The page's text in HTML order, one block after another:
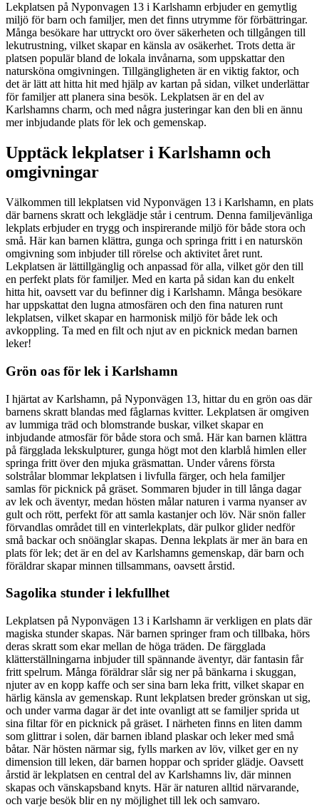
Lekplatsen på Nyponvagen 13 i Karlshamn erbjuder en gemytlig
miljö för barn och familjer, men det finns utrymme för förbättringar.
Många besökare har uttryckt oro över säkerheten och tillgången till
lekutrustning, vilket skapar en känsla av osäkerhet. Trots detta är
platsen populär bland de lokala invånarna, som uppskattar den
natursköna omgivningen. Tillgängligheten är en viktig faktor, och
det är lätt att hitta hit med hjälp av kartan på sidan, vilket underlättar
för familjer att planera sina besök. Lekplatsen är en del av
Karlshamns charm, och med några justeringar kan den bli en ännu
mer inbjudande plats för lek och gemenskap.
Upptäck lekplatser i Karlshamn och
omgivningar
Välkommen till lekplatsen vid Nyponvägen 13 i Karlshamn, en plats
där barnens skratt och lekglädje står i centrum. Denna familjevänliga
lekplats erbjuder en trygg och inspirerande miljö för både stora och
små. Här kan barnen klättra, gunga och springa fritt i en naturskön
omgivning som inbjuder till rörelse och aktivitet året runt.
Lekplatsen är lättillgänglig och anpassad för alla, vilket gör den till
en perfekt plats för familjer. Med en karta på sidan kan du enkelt
hitta hit, oavsett var du befinner dig i Karlshamn. Många besökare
har uppskattat den lugna atmosfären och den fina naturen runt
lekplatsen, vilket skapar en harmonisk miljö för både lek och
avkoppling. Ta med en filt och njut av en picknick medan barnen
leker!
Grön oas för lek i Karlshamn
I hjärtat av Karlshamn, på Nyponvägen 13, hittar du en grön oas där
barnens skratt blandas med fåglarnas kvitter. Lekplatsen är omgiven
av lummiga träd och blomstrande buskar, vilket skapar en
inbjudande atmosfär för både stora och små. Här kan barnen klättra
på färgglada lekskulpturer, gunga högt mot den klarblå himlen eller
springa fritt över den mjuka gräsmattan. Under vårens första
solstrålar blommar lekplatsen i livfulla färger, och hela familjer
samlas för picknick på gräset. Sommaren bjuder in till långa dagar
av lek och äventyr, medan hösten målar naturen i varma nyanser av
gult och rött, perfekt för att samla kastanjer och löv. När snön faller
förvandlas området till en vinterlekplats, där pulkor glider nedför
små backar och snöänglar skapas. Denna lekplats är mer än bara en
plats för lek; det är en del av Karlshamns gemenskap, där barn och
föräldrar skapar minnen tillsammans, oavsett årstid.
Sagolika stunder i lekfullhet
Lekplatsen på Nyponvägen 13 i Karlshamn är verkligen en plats där
magiska stunder skapas. När barnen springer fram och tillbaka, hörs
deras skratt som ekar mellan de höga träden. De färgglada
klätterställningarna inbjuder till spännande äventyr, där fantasin får
fritt spelrum. Många föräldrar slår sig ner på bänkarna i skuggan,
njuter av en kopp kaffe och ser sina barn leka fritt, vilket skapar en
härlig känsla av gemenskap. Runt lekplatsen breder grönskan ut sig,
och under varma dagar är det inte ovanligt att se familjer sprida ut
sina filtar för en picknick på gräset. I närheten finns en liten damm
som glittrar i solen, där barnen ibland plaskar och leker med små
båtar. När hösten närmar sig, fylls marken av löv, vilket ger en ny
dimension till leken, där barnen hoppar och sprider glädje. Oavsett
årstid är lekplatsen en central del av Karlshamns liv, där minnen
skapas och vänskapsband knyts. Här är naturen alltid närvarande,
och varje besök blir en ny möjlighet till lek och samvaro.